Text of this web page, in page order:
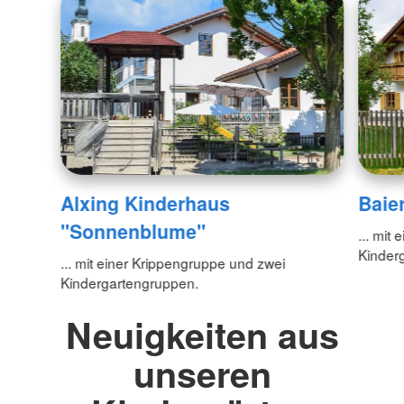
Alxing Kinderhaus
"Sonnenblume"
... mit einer Krippengruppe und zwei
Kindergartengruppen.
... mit
Neuigkeiten aus
unseren